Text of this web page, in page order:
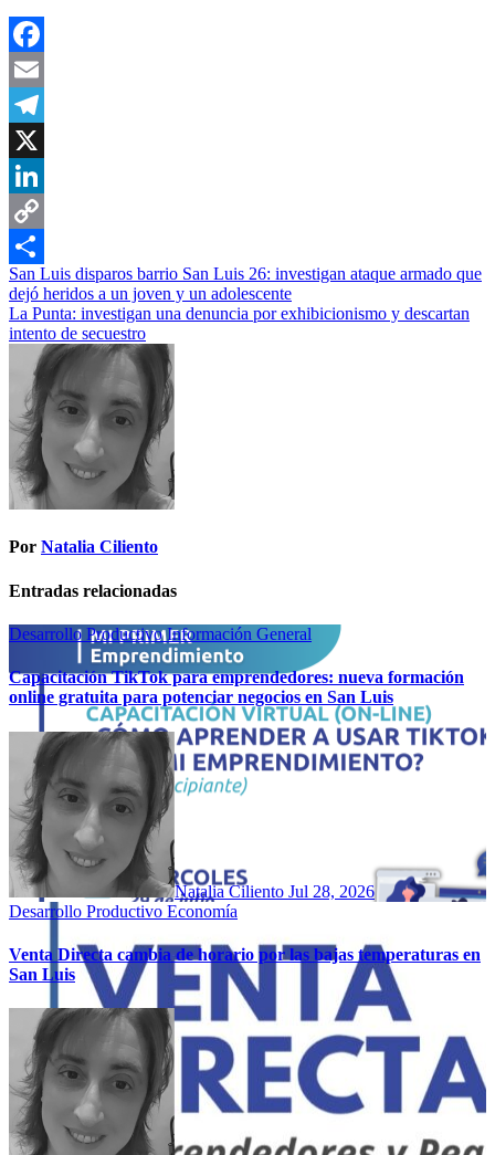
Facebook
Email
Telegram
X
LinkedIn
Copy
Link
Compartir
Navegación
de
entradas
San Luis disparos barrio San Luis 26: investigan ataque armado que
dejó heridos a un joven y un adolescente
La Punta: investigan una denuncia por exhibicionismo y descartan
intento de secuestro
Por Natalia Ciliento
Entradas relacionadas
Desarrollo ProductivoInformación General
Capacitación TikTok para emprendedores: nueva formación
online gratuita para potenciar negocios en San Luis
Natalia Ciliento Jul 28, 2026
Desarrollo Productivo Economía
Venta Directa cambia de horario por las bajas temperaturas en
San Luis